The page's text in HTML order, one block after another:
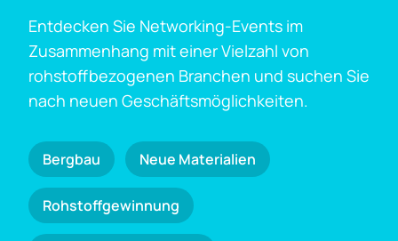
Entdecken Sie Networking-Events im
Zusammenhang mit einer Vielzahl von
rohstoffbezogenen Branchen und suchen Sie
nach neuen Geschäftsmöglichkeiten.
Bergbau Neue Materialien
Rohstoffgewinnung